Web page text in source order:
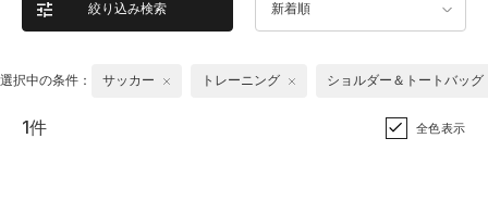
絞り込み検索 新着順
選択中の条件： サッカー トレーニング ショルダー＆トートバッグ
1件 全色表示